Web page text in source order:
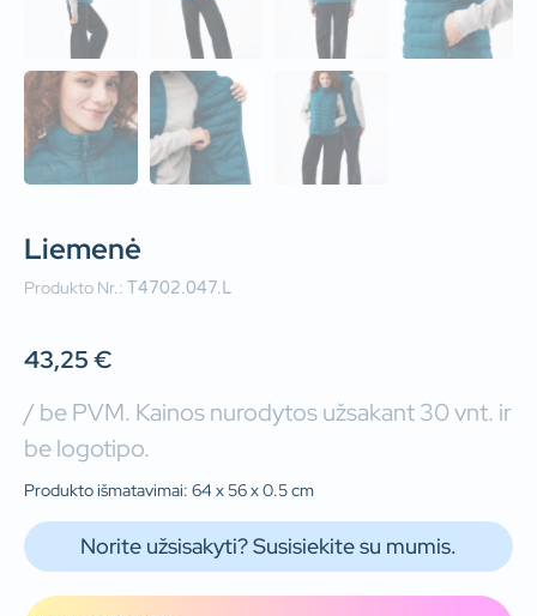
Liemenė
Produkto Nr.: T4702.047.L
43,25€
/ be PVM. Kainos nurodytos užsakant 30 vnt. ir
be logotipo.
Produkto išmatavimai: 64 x 56 x 0.5 cm
Norite užsisakyti? Susisiekite su mumis.